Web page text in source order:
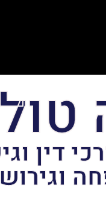
דין